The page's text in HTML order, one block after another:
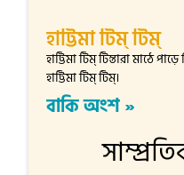
হাট্টিমা টিম্ টিম্
হাট্টিমা টিম্ টিম্তারা মাঠে
হাট্টিমা টিম্ টিম্।
বাকি অংশ »